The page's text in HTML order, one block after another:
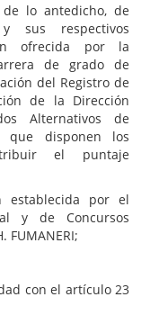
lo antedicho, de
sus respectivos
ofrecida por la
de grado de
del Registro de
de la Dirección
Alternativos de
que disponen los
el puntaje
establecida por el
y de Concursos
FUMANERI;
con el artículo 23